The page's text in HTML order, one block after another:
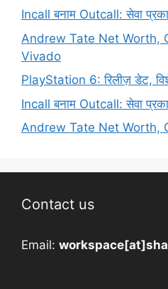
Incall बनाम Outcall: सेवा
Andrew Tate Net Worth,
Vivado
PlayStation 6: रिलीज़ डेट,
Incall बनाम Outcall: सेवा
Andrew Tate Net Worth,
Contact us
Email: